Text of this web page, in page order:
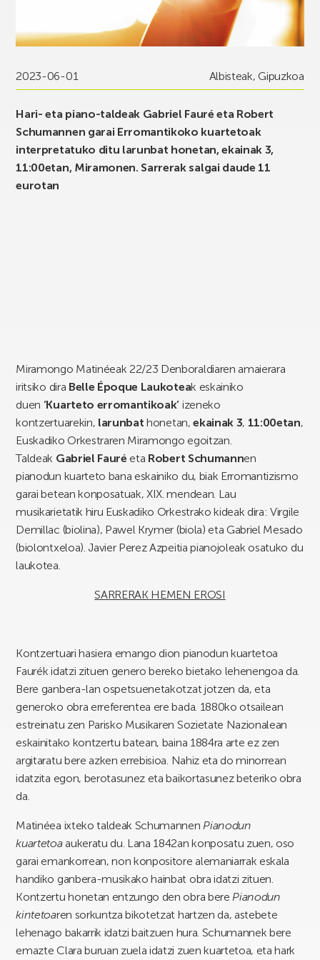
2023-06-01 Albisteak,Gipuzkoa
Hari- eta piano-taldeak Gabriel Fauré eta Robert
Schumannen garai Erromantikoko kuartetoak
interpretatuko ditu larunbat honetan, ekainak 3,
11:00etan, Miramonen. Sarrerak salgai daude 11
eurotan
Miramongo Matinéeak 22/23 Denboraldiaren amaierara
iritsiko dira Belle Époque Laukoteak eskainiko
duen ‘Kuarteto erromantikoak’ izeneko
kontzertuarekin, larunbat honetan,ekainak 3, 11:00etan,
Euskadiko Orkestraren Miramongo egoitzan.
Taldeak Gabriel Fauré eta Robert Schumannen
pianodun kuarteto bana eskainiko du, biak Erromantizismo
garai betean konposatuak, XIX. mendean. Lau
musikarietatik hiru Euskadiko Orkestrako kideak dira: Virgile
Demillac (biolina), Pawel Krymer (biola) eta Gabriel Mesado
(biolontxeloa). Javier Perez Azpeitia pianojoleak osatuko du
laukotea.
SARRERAK HEMEN EROSI
Kontzertuari hasiera emango dion pianodun kuartetoa
Faurék idatzi zituen genero bereko bietako lehenengoa da.
Bere ganbera-lan ospetsuenetakotzat jotzen da, eta
generoko obra erreferentea ere bada. 1880ko otsailean
estreinatu zen Parisko Musikaren Sozietate Nazionalean
eskainitako kontzertu batean, baina 1884ra arte ez zen
argitaratu bere azken errebisioa. Nahiz eta do minorrean
idatzita egon, berotasunez eta baikortasunez beteriko obra
da.
Matinéea ixteko taldeak SchumannenPianodun
kuartetoaaukeratu du. Lana 1842an konposatu zuen, oso
garai emankorrean, non konpositore alemaniarrak eskala
handiko ganbera-musikako hainbat obra idatzi zituen.
Kontzertu honetan entzungo den obra berePianodun
kintetoaren sorkuntza bikotetzat hartzen da, astebete
lehenago bakarrik idatzi baitzuen hura. Schumannek bere
emazte Clara buruan zuela idatzi zuen kuartetoa, eta hark